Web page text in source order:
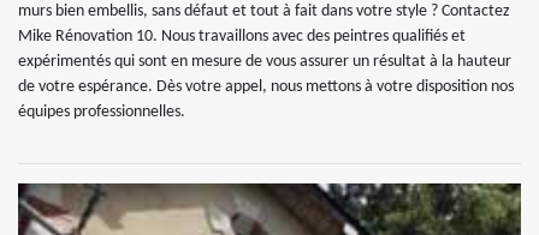
murs bien embellis, sans défaut et tout à fait dans votre style ? Contactez
Mike Rénovation 10. Nous travaillons avec des peintres qualifiés et
expérimentés qui sont en mesure de vous assurer un résultat à la hauteur
de votre espérance. Dès votre appel, nous mettons à votre disposition nos
équipes professionnelles.